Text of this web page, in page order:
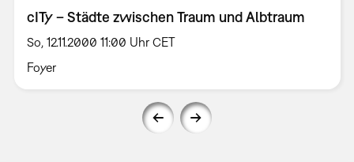
cITy – Städte zwischen Traum und Albtraum
So, 12.11.2000 11:00 Uhr CET
Foyer